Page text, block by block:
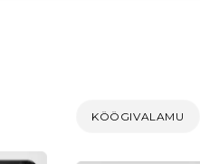
KÖÖGIVALAMU